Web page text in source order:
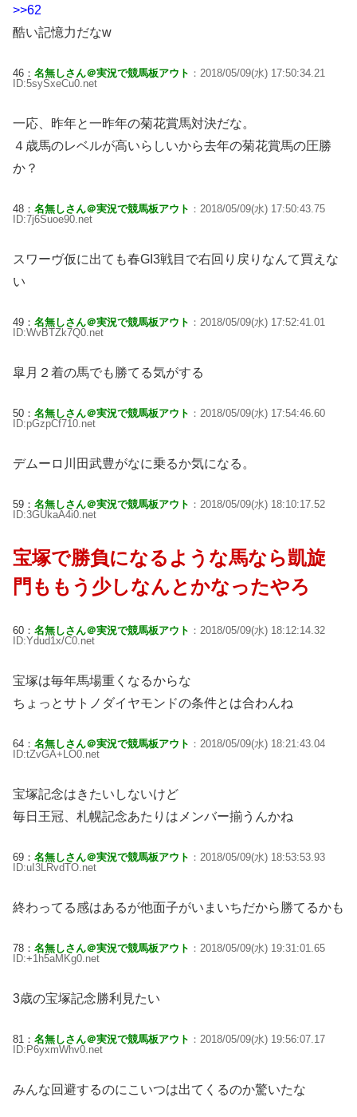
>>62
酷い記憶力だなw
46： 名無しさん＠実況で競馬板アウト ：2018/05/09(水) 17:50:34.21
ID:5sySxeCu0.net
一応、昨年と一昨年の菊花賞馬対決だな。
４歳馬のレベルが高いらしいから去年の菊花賞馬の圧勝
か？
48： 名無しさん＠実況で競馬板アウト ：2018/05/09(水) 17:50:43.75
ID:7j6Suoe90.net
スワーヴ仮に出ても春GI3戦目で右回り戻りなんて買えな
い
49： 名無しさん＠実況で競馬板アウト ：2018/05/09(水) 17:52:41.01
ID:WvBTZk7Q0.net
皐月２着の馬でも勝てる気がする
50： 名無しさん＠実況で競馬板アウト ：2018/05/09(水) 17:54:46.60
ID:pGzpCf710.net
デムーロ川田武豊がなに乗るか気になる。
59： 名無しさん＠実況で競馬板アウト ：2018/05/09(水) 18:10:17.52
ID:3GUkaA4i0.net
宝塚で勝負になるような馬なら凱旋
門ももう少しなんとかなったやろ
60： 名無しさん＠実況で競馬板アウト ：2018/05/09(水) 18:12:14.32
ID:Ydud1x/C0.net
宝塚は毎年馬場重くなるからな
ちょっとサトノダイヤモンドの条件とは合わんね
64： 名無しさん＠実況で競馬板アウト ：2018/05/09(水) 18:21:43.04
ID:tZvGA+LO0.net
宝塚記念はきたいしないけど
毎日王冠、札幌記念あたりはメンバー揃うんかね
69： 名無しさん＠実況で競馬板アウト ：2018/05/09(水) 18:53:53.93
ID:uI3LRvdTO.net
終わってる感はあるが他面子がいまいちだから勝てるかも
78： 名無しさん＠実況で競馬板アウト ：2018/05/09(水) 19:31:01.65
ID:+1h5aMKg0.net
3歳の宝塚記念勝利見たい
81： 名無しさん＠実況で競馬板アウト ：2018/05/09(水) 19:56:07.17
ID:P6yxmWhv0.net
みんな回避するのにこいつは出てくるのか驚いたな